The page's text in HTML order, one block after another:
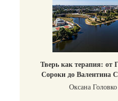
Тверь как терапия: от
Сороки до Валентина
Оксана Головко